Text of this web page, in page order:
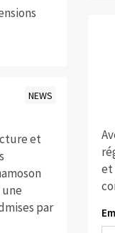
NEWS
et
par
et